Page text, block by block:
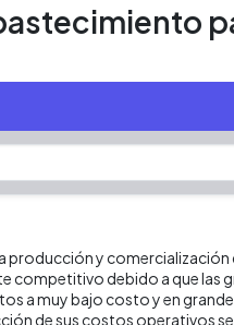
producción y
competitivo debido a que las
a muy bajo costo y en
de sus costos operativos